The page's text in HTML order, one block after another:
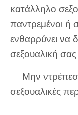
κατάλληλο
παντρεμένοι ή
ενθαρρύνει να
σεξουαλική
Μην
σεξουαλικές